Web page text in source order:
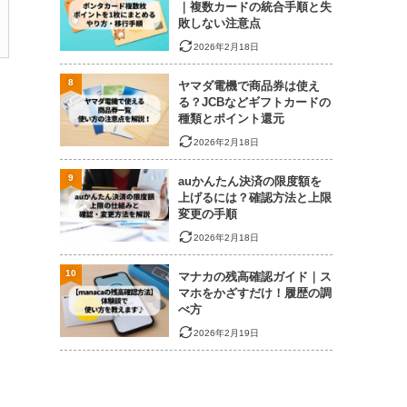
｜複数カードの統合手順と失
敗しない注意点
2026年2月18日
ヤマダ電機で商品券は使え
る？JCBなどギフトカードの
種類とポイント還元
2026年2月18日
8
auかんたん決済の限度額を
上げるには？確認方法と上限
変更の手順
2026年2月18日
9
マナカの残高確認ガイド｜ス
マホをかざすだけ！履歴の調
べ方
2026年2月19日
10